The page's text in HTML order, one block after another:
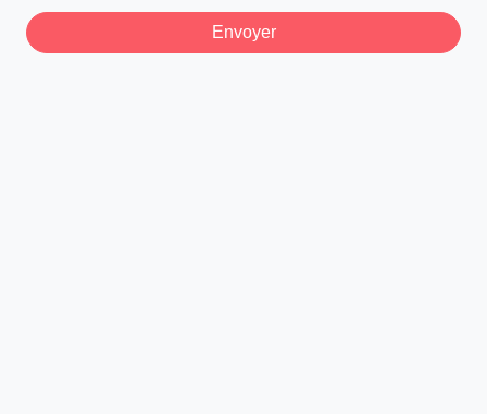
Envoyer